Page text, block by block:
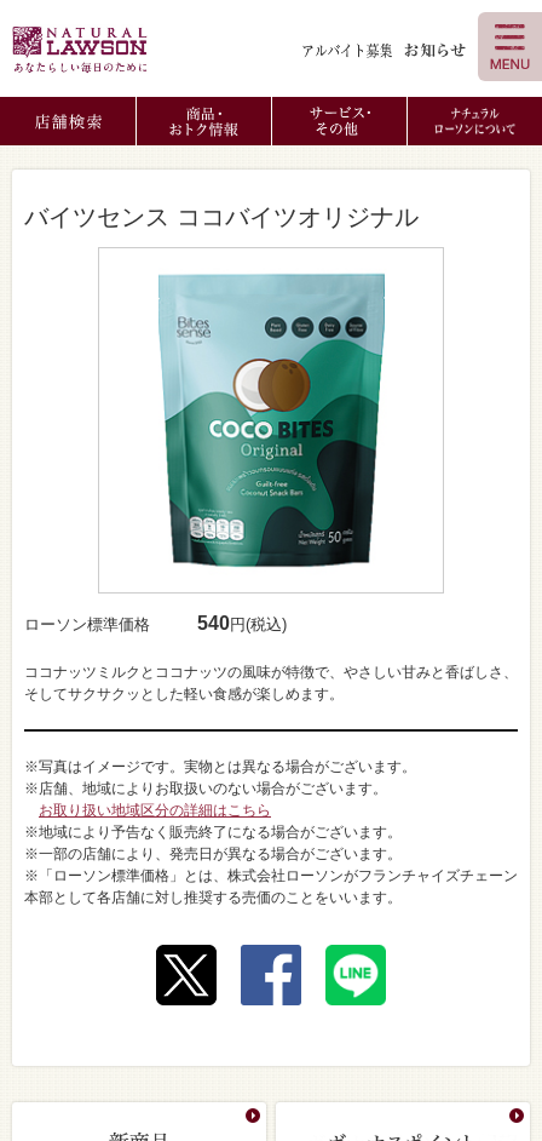
バイツセンス ココバイツオリジナル
ローソン標準価格 540円(税込)
ココナッツミルクとココナッツの風味が特徴で、やさしい甘みと香ばしさ、
そしてサクサクッとした軽い食感が楽しめます。
※写真はイメージです。実物とは異なる場合がございます。
※店舗、地域によりお取扱いのない場合がございます。
お取り扱い地域区分の詳細はこちら
※地域により予告なく販売終了になる場合がございます。
※一部の店舗により、発売日が異なる場合がございます。
※「ローソン標準価格」とは、株式会社ローソンがフランチャイズチェーン
本部として各店舗に対し推奨する売価のことをいいます。